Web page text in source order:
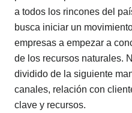
a todos los rincones del
busca iniciar un
empresas a empezar a
de los recursos naturales.
dividido de la siguiente
canales, relación con
clave y recursos.